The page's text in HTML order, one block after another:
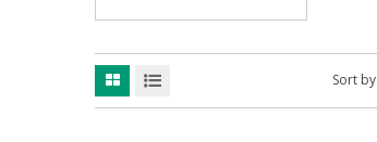
Sort by